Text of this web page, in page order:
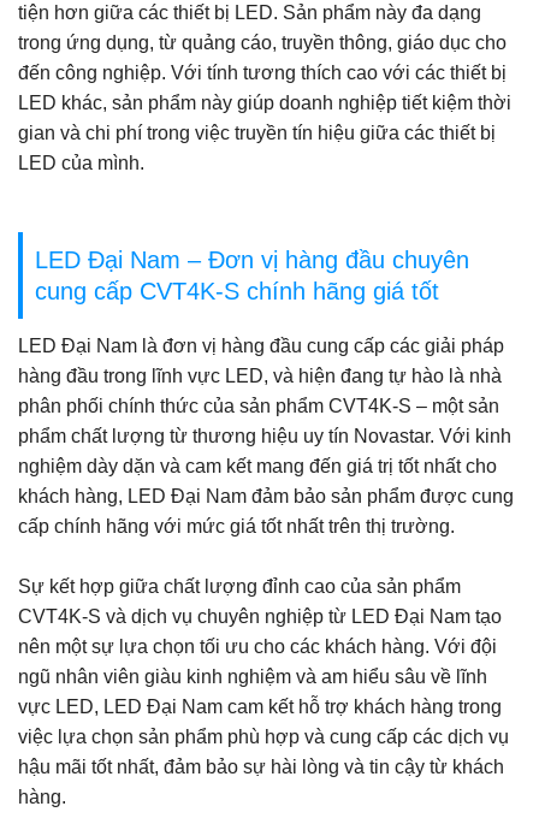
tiện hơn giữa các thiết bị LED. Sản phẩm này đa dạng
trong ứng dụng, từ quảng cáo, truyền thông, giáo dục cho
đến công nghiệp. Với tính tương thích cao với các thiết bị
LED khác, sản phẩm này giúp doanh nghiệp tiết kiệm thời
gian và chi phí trong việc truyền tín hiệu giữa các thiết bị
LED của mình.
LED Đại Nam – Đơn vị hàng đầu chuyên
cung cấp CVT4K-S chính hãng giá tốt
LED Đại Nam là đơn vị hàng đầu cung cấp các giải pháp
hàng đầu trong lĩnh vực LED, và hiện đang tự hào là nhà
phân phối chính thức của sản phẩm CVT4K-S – một sản
phẩm chất lượng từ thương hiệu uy tín Novastar. Với kinh
nghiệm dày dặn và cam kết mang đến giá trị tốt nhất cho
khách hàng, LED Đại Nam đảm bảo sản phẩm được cung
cấp chính hãng với mức giá tốt nhất trên thị trường.
Sự kết hợp giữa chất lượng đỉnh cao của sản phẩm
CVT4K-S và dịch vụ chuyên nghiệp từ LED Đại Nam tạo
nên một sự lựa chọn tối ưu cho các khách hàng. Với đội
ngũ nhân viên giàu kinh nghiệm và am hiểu sâu về lĩnh
vực LED, LED Đại Nam cam kết hỗ trợ khách hàng trong
việc lựa chọn sản phẩm phù hợp và cung cấp các dịch vụ
hậu mãi tốt nhất, đảm bảo sự hài lòng và tin cậy từ khách
hàng.